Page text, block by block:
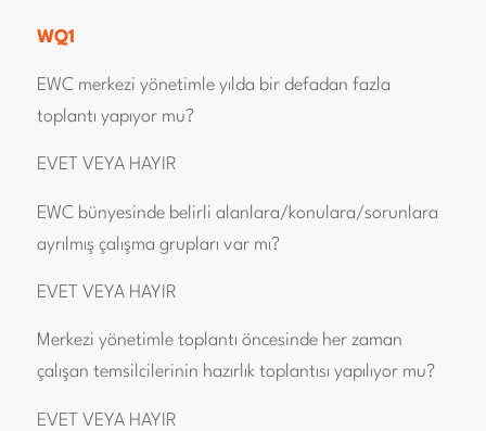
WQ1
EWC merkezi yönetimle yılda bir defadan fazla
toplantı yapıyor mu?
EVET VEYA HAYIR
EWC bünyesinde belirli alanlara/konulara/sorunlara
ayrılmış çalışma grupları var mı?
EVET VEYA HAYIR
Merkezi yönetimle toplantı öncesinde her zaman
çalışan temsilcilerinin hazırlık toplantısı yapılıyor mu?
EVET VEYA HAYIR